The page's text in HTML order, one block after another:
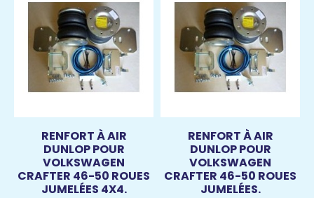
RENFORT À AIR
DUNLOP POUR
VOLKSWAGEN
CRAFTER 46-50 ROUES
JUMELÉES 4X4.
RENFORT À AIR
DUNLOP POUR
VOLKSWAGEN
CRAFTER 46-50 ROUES
JUMELÉES.